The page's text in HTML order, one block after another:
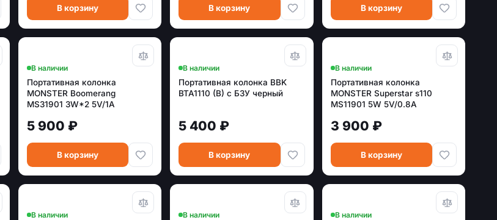
В корзину В корзину В корзину
В наличии
Портативная колонка
MONSTER Boomerang
MS31901 3W*2 5V/1A
черный и золотой
5 900 ₽
В корзину
В наличии
Портативная колонка BBK
BTA1110 (B) с БЗУ черный
5 400 ₽
В корзину
В наличии
Портативная колонка
MONSTER Superstar s110
MS11901 5W 5V/0.8A
3 900 ₽
В корзину
В наличии В наличии В наличии